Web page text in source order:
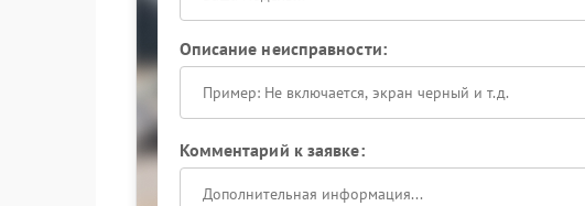
Описание неисправности:
Комментарий к заявке: